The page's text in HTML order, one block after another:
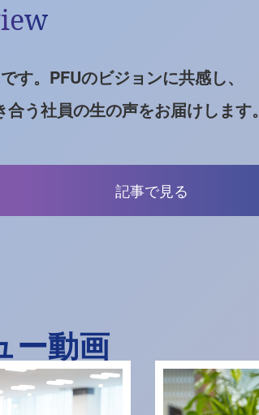
す。 PFUのビジョンに共感し、
合う社員の生の声をお届けします。
記事で見る
ー動画